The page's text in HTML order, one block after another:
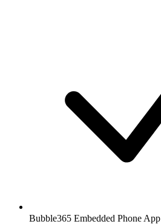
Bubble365 Embedded Phone App